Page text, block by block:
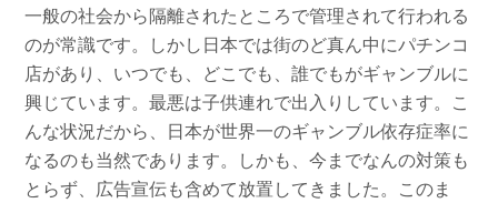
一般の社会から隔離されたところで管理されて行われる
のが常識です。しかし日本では街のど真ん中にパチンコ
店があり、いつでも、どこでも、誰でもがギャンブルに
興じています。最悪は子供連れで出入りしています。こ
んな状況だから、日本が世界一のギャンブル依存症率に
なるのも当然であります。しかも、今までなんの対策も
とらず、広告宣伝も含めて放置してきました。このま